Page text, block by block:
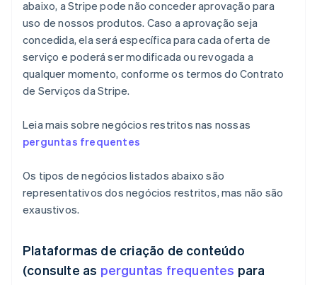
abaixo, a Stripe pode não conceder aprovação para
uso de nossos produtos. Caso a aprovação seja
concedida, ela será específica para cada oferta de
serviço e poderá ser modificada ou revogada a
qualquer momento, conforme os termos do Contrato
de Serviços da Stripe.
Leia mais sobre negócios restritos nas nossas
perguntas frequentes
Os tipos de negócios listados abaixo são
representativos dos negócios restritos, mas não são
exaustivos.
Plataformas de criação de conteúdo
(consulte as perguntas frequentes para